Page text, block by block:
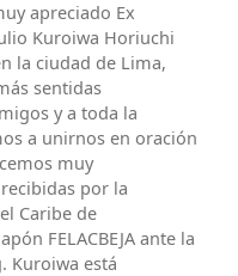
apreciado Ex
Kuroiwa Horiuchi
la ciudad de Lima,
sentidas
y a toda la
a unirnos en oración
muy
por la
Caribe de
FELACBEJA ante la
Kuroiwa está